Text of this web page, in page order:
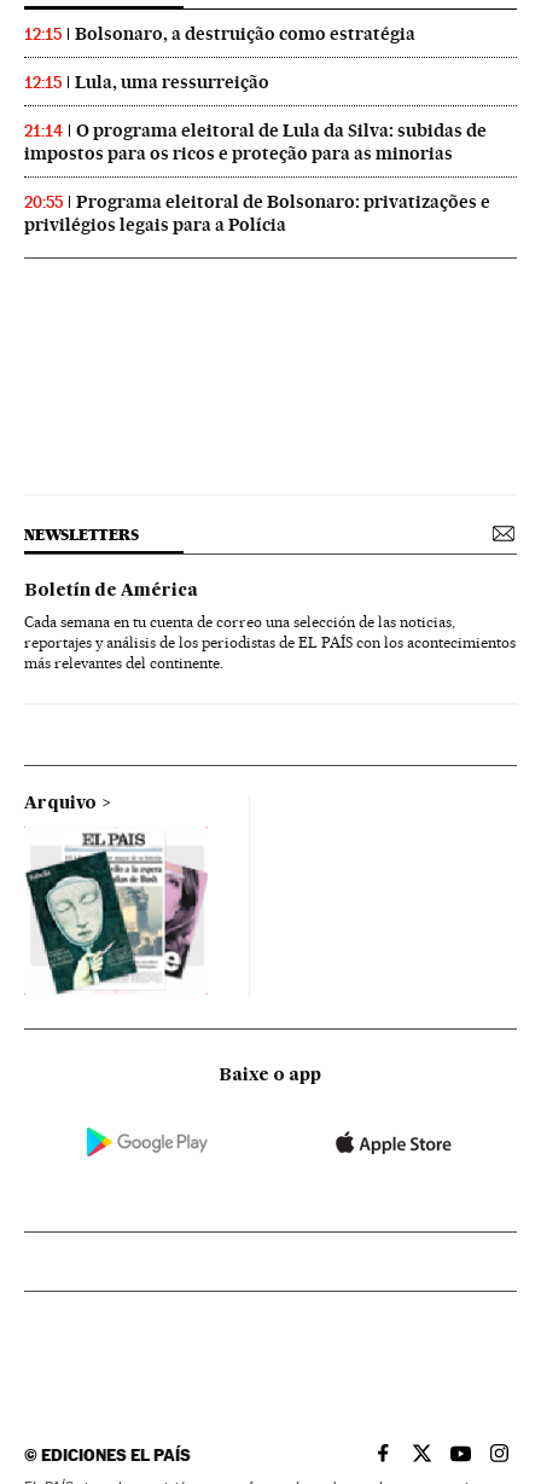
12:15 Bolsonaro, a destruição como estratégia
12:15 Lula, uma ressurreição
21:14
O programa eleitoral de Lula da Silva: subidas de
impostos para os ricos e proteção para as minorias
20:55
Programa eleitoral de Bolsonaro: privatizações e
privilégios legais para a Polícia
NEWSLETTERS
Boletín de América
Cada semana en tu cuenta de correo una selección de las noticias,
reportajes y análisis de los periodistas de EL PAÍS con los acontecimientos
más relevantes del continente.
Arquivo
Baixe o app
©EDICIONES EL PAÍS EL PAÍS BRASIL EN
EL PAÍSEL PAÍS
EL